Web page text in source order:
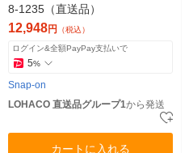
8-1235（直送品）
12,948円 （税込）
ログイン&全額PayPay支払いで
5%
Snap-on
LOHACO 直送品グループ1から発送
カートに入れる